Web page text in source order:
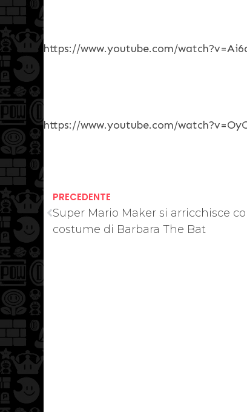
https://www.youtube.com/
https://www.youtube.com/
PRECEDENTE
Super Mario Maker si arricchisce col
costume di Barbara The Bat